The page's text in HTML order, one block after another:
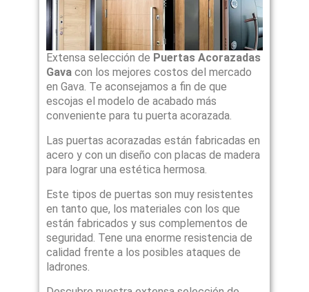
Extensa selección de Puertas Acorazadas
Gavacon los mejores costos del mercado
en Gava. Te aconsejamos a fin de que
escojas el modelo de acabado más
conveniente para tu puerta acorazada.
Las puertas acorazadas están fabricadas en
acero y con un diseño con placas de madera
para lograr una estética hermosa.
Este tipos de puertas son muy resistentes
en tanto que, los materiales con los que
están fabricados y sus complementos de
seguridad. Tene una enorme resistencia de
calidad frente a los posibles ataques de
ladrones.